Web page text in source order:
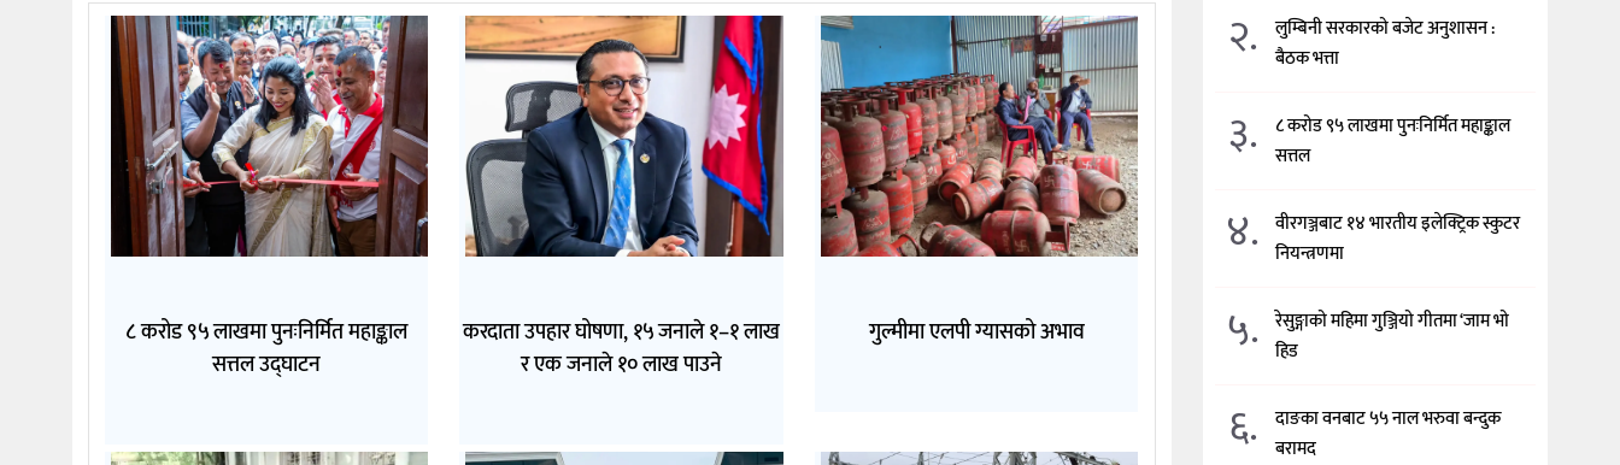
८ करोड ९५ लाखमा पुनःनिर्मित महाङ्काल
सत्तल उद्घाटन
करदाता उपहार घोषणा, १५ जनाले १–१ लाख
र एक जनाले १० लाख पाउने
गुल्मीमा एलपी ग्यासको अभाव
२.
लुम्बिनी सरकारको बजेट अनुशासन :
बैठक भत्ता
३.
८ करोड ९५ लाखमा पुनःनिर्मित महाङ्काल
सत्तल
४.
वीरगञ्जबाट १४ भारतीय इलेक्ट्रिक स्कुटर
नियन्त्रणमा
५.
रेसुङ्गाको महिमा गुञ्जियो गीतमा ‘जाम भो
हिड
६.
दाङका वनबाट ५५ नाल भरुवा बन्दुक
बरामद